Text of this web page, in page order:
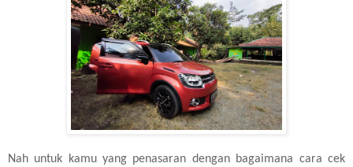
Nah untuk kamu yang penasaran dengan bagaimana cara cek